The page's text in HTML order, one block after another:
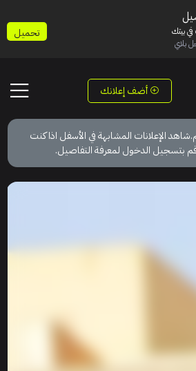
أضف إعلانك
الإعلانات المشابهة في الأسفل اذا كنت
بتسجيل الدخول لمعرفة التفاصيل.
بيتك
بلاي
تحميل